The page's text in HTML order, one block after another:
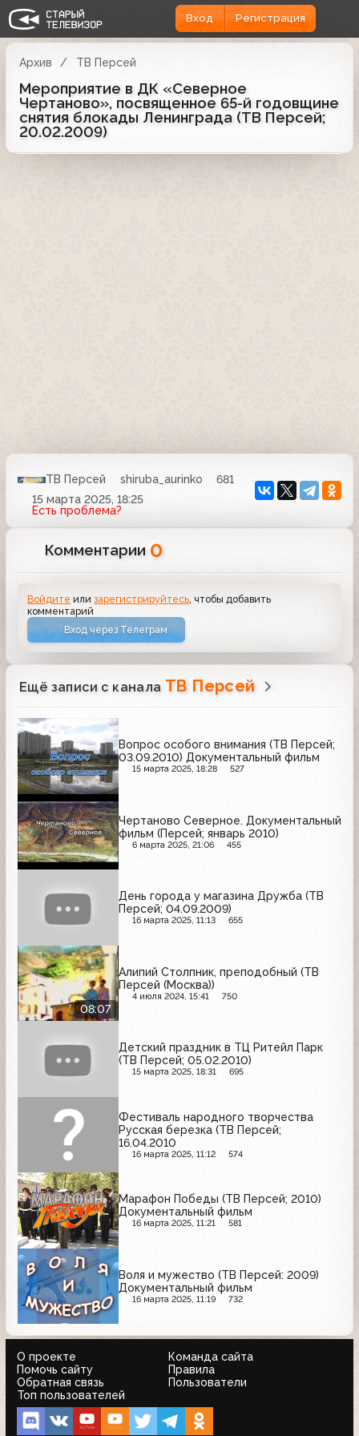
Вход Регистрация
Архив ТВ Персей
Мероприятие в ДК «Северное
Чертаново», посвященное 65-й годовщине
снятия блокады Ленинграда (ТВ Персей;
20.02.2009)
ТВ Персей shiruba_aurinko
681
15 марта 2025, 18:25
Есть проблема?
Комментарии 0
Войдите илизарегистрируйтесь , чтобы добавить
комментарий
Вход через Телеграм
Ещё записи с канала ТВ Персей
Вопрос особого внимания (ТВ Персей;
03.09.2010) Документальный фильм
15 марта 2025, 18:28 527
Чертаново Северное. Документальный
фильм (Персей; январь 2010)
6 марта 2025, 21:06 455
День города у магазина Дружба (ТВ
Персей; 04.09.2009)
16 марта 2025, 11:13 655
08:07
Алипий Столпник, преподобный (ТВ
Персей (Москва))
4 июля 2024, 15:41 750
Детский праздник в ТЦ Ритейл Парк
(ТВ Персей; 05.02.2010)
15 марта 2025, 18:31 695
Фестиваль народного творчества
Русская березка (ТВ Персей;
16.04.2010
16 марта 2025, 11:12 574
Марафон Победы (ТВ Персей; 2010)
Документальный фильм
16 марта 2025, 11:21 581
Воля и мужество (ТВ Персей: 2009)
Документальный фильм
16 марта 2025, 11:19 732
О проекте
Команда сайта
Помочь сайту
Правила
Обратная связь
Пользователи
Топ пользователей